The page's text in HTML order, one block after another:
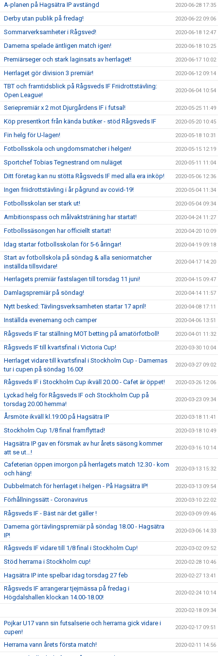
A-planen på Hagsätra IP avstängd 2020-06-28 17:35
Derby utan publik på fredag! 2020-06-22 09:06
Sommarverksamheter i Rågsved! 2020-06-18 12:47
Damerna spelade äntligen match igen! 2020-06-18 10:25
Premiärseger och stark laginsats av herrlaget! 2020-06-17 10:02
Herrlaget gör division 3 premiär! 2020-06-12 09:14
TBT och framtidsblick på Rågsveds IF Friidrottstävling:
Open League!
2020-06-04 10:54
Seriepremiär x 2 mot Djurgårdens IF i futsal! 2020-05-25 11:49
Köp presentkort från kända butiker - stöd Rågsveds IF 2020-05-20 10:45
Fin helg för U-lagen! 2020-05-18 10:31
Fotbollsskola och ungdomsmatcher i helgen! 2020-05-15 12:19
Sportchef Tobias Tegnestrand om nuläget 2020-05-11 11:04
Ditt företag kan nu stötta Rågsveds IF med alla era inköp! 2020-05-06 12:36
Ingen friidrottstävling i år pågrund av covid-19! 2020-05-04 11:34
Fotbollsskolan ser stark ut! 2020-05-04 09:34
Ambitionspass och målvaktsträning har startat! 2020-04-24 11:27
Fotbollssäsongen har officiellt startat! 2020-04-20 10:09
Idag startar fotbollsskolan för 5-6 åringar! 2020-04-19 09:18
Start av fotbollskola på söndag & alla seniormatcher
inställda tillsvidare!
2020-04-17 14:20
Herrlagets premiär fastslagen till torsdag 11 juni! 2020-04-15 09:47
Damlagspremiär på söndag! 2020-04-14 11:57
Nytt besked: Tävlingsverksamheten startar 17 april! 2020-04-08 17:11
Inställda evenemang och camper 2020-04-06 13:51
Rågsveds IF tar ställning MOT betting på amatörfotboll! 2020-04-01 11:32
Rågsveds IF till kvartsfinal i Victoria Cup! 2020-03-30 10:04
Herrlaget vidare till kvartsfinal i Stockholm Cup - Damernas
tur i cupen på söndag 16.00!
2020-03-27 09:02
Rågsveds IF i Stockholm Cup ikväll 20.00 - Cafet är öppet! 2020-03-26 12:06
Lyckad helg för Rågsveds IF och Stockholm Cup på
torsdag 20.00 hemma!
2020-03-23 09:34
Årsmöte ikväll kl.19:00 på Hagsätra IP 2020-03-18 11:41
Stockholm Cup 1/8 final framflyttad! 2020-03-18 10:49
Hagsätra IP gav en försmak av hur årets säsong kommer
att se ut...!
2020-03-16 10:14
Cafeterian öppen imorgon på herrlagets match 12.30 - kom
och häng!
2020-03-13 15:32
Dubbelmatch för herrlaget i helgen - På Hagsätra IP! 2020-03-13 09:54
Förhållningssätt - Coronavirus 2020-03-10 22:02
Rågsveds IF - Bäst när det gäller ! 2020-03-09 09:46
Damerna gör tävlingspremiär på söndag 18.00 - Hagsätra
IP!
2020-03-06 14:33
Rågsveds IF vidare till 1/8 final i Stockholm Cup! 2020-03-02 09:52
Stöd herrarna i Stockholm cup! 2020-02-28 10:46
Hagsätra IP inte spelbar idag torsdag 27 feb 2020-02-27 13:41
Rågsveds IF arrangerar tjejmässa på fredag i
Högdalshallen klockan 14.00-18.00!
2020-02-24 10:14
2020-02-18 09:34
Pojkar U17 vann sin futsalserie och herrarna gick vidare i
cupen!
2020-02-17 09:51
Herrarna vann årets första match! 2020-02-11 14:56